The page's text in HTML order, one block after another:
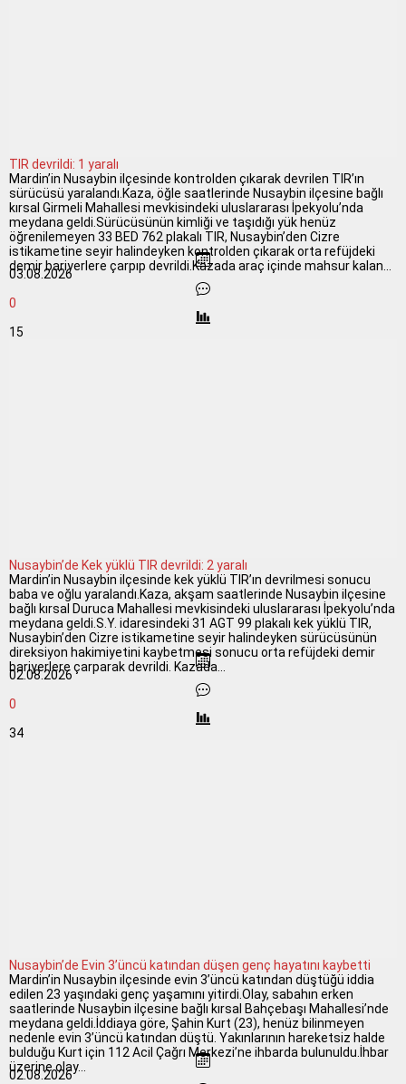
TIR devrildi: 1 yaralı
Mardin’in Nusaybin ilçesinde kontrolden çıkarak devrilen TIR’ın
sürücüsü yaralandı.Kaza, öğle saatlerinde Nusaybin ilçesine bağlı
kırsal Girmeli Mahallesi mevkisindeki uluslararası İpekyolu’nda
meydana geldi.Sürücüsünün kimliği ve taşıdığı yük henüz
öğrenilemeyen 33 BED 762 plakalı TIR, Nusaybin’den Cizre
istikametine seyir halindeyken kontrolden çıkarak orta refüjdeki
demir bariyerlere çarpıp devrildi.Kazada araç içinde mahsur kalan...
03.08.2026
0
15
Nusaybin’de Kek yüklü TIR devrildi: 2 yaralı
Mardin’in Nusaybin ilçesinde kek yüklü TIR’ın devrilmesi sonucu
baba ve oğlu yaralandı.Kaza, akşam saatlerinde Nusaybin ilçesine
bağlı kırsal Duruca Mahallesi mevkisindeki uluslararası İpekyolu’nda
meydana geldi.S.Y. idaresindeki 31 AGT 99 plakalı kek yüklü TIR,
Nusaybin’den Cizre istikametine seyir halindeyken sürücüsünün
direksiyon hakimiyetini kaybetmesi sonucu orta refüjdeki demir
bariyerlere çarparak devrildi. Kazada...
02.08.2026
0
34
Nusaybin’de Evin 3’üncü katından düşen genç hayatını kaybetti
Mardin’in Nusaybin ilçesinde evin 3’üncü katından düştüğü iddia
edilen 23 yaşındaki genç yaşamını yitirdi.Olay, sabahın erken
saatlerinde Nusaybin ilçesine bağlı kırsal Bahçebaşı Mahallesi’nde
meydana geldi.İddiaya göre, Şahin Kurt (23), henüz bilinmeyen
nedenle evin 3’üncü katından düştü. Yakınlarının hareketsiz halde
bulduğu Kurt için 112 Acil Çağrı Merkezi’ne ihbarda bulunuldu.İhbar
üzerine olay...
02.08.2026